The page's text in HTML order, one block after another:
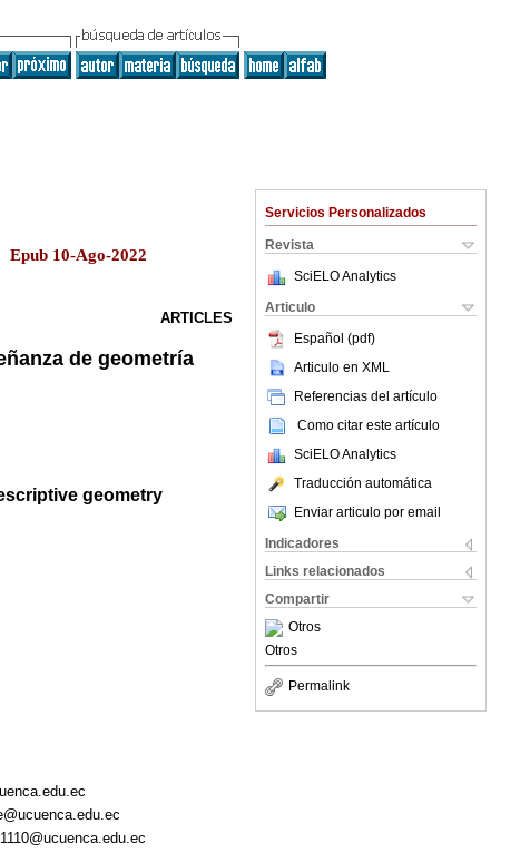
Servicios Personalizados
Revista
SciELO Analytics
Articulo
Español (pdf)
Articulo en XML
Referencias del artículo
Como citar este artículo
SciELO Analytics
Traducción automática
Enviar articulo por email
Indicadores
Links relacionados
Compartir
Otros
Otros
Permalink
10-Ago-2022
ARTICLES
de geometría
geometry